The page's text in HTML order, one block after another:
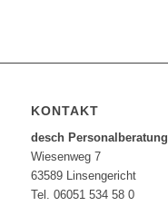
KONTAKT
desch Personalberatung
Wiesenweg 7
63589 Linsengericht
Tel. 06051 534 58 0